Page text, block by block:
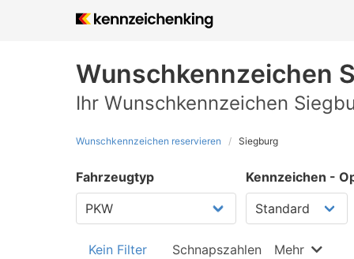
Wunschkennzeichen
Ihr Wunschkennzeichen
Wunschkennzeichen reservieren Siegburg
Fahrzeugtyp Kennzeichen -
Kein Filter Schnapszahlen Mehr